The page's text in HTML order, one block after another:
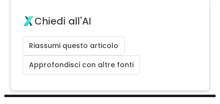
Chiedi all'AI
Riassumi questo articolo
Approfondisci con altre fonti